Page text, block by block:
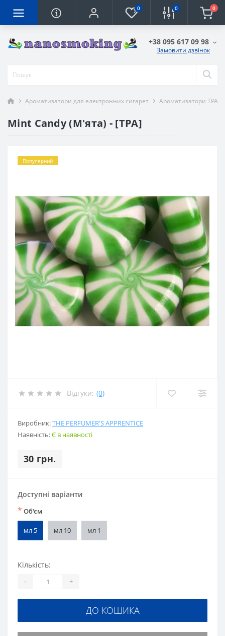
0 0 0
+38 095 617 09 98
Замовити дзвінок
Ароматизатори для електронних сигарет Ароматизатори TPA
Mint Candy (М'ята) - [TPA]
Популярний
Відгуки: (0)
Виробник:THE PERFUMER'S APPRENTICE
Наявність:Є в наявності
30 грн.
Доступні варіанти
* Об'єм
мл 5 мл 10 мл 1
Кількість:
- +
ДО КОШИКА